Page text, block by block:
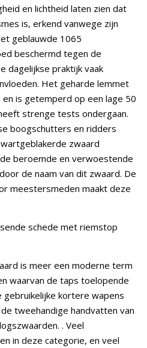
en lichtheid laten zien dat
is, erkend vanwege zijn
geblauwde 1065
beschermd tegen de
dagelijkse praktijk vaak
Het geharde lemmet
is getemperd op een lage 50
strenge tests ondergaan.
boogschutters en ridders
zwaard
beroemde en verwoestende
de naam van dit zwaard. De
meestersmeden maakt deze
schede met riemstop
is meer een moderne term
waarvan de taps toelopende
gebruikelijke kortere wapens
tweehandige handvatten van
. Veel
in deze categorie, en veel